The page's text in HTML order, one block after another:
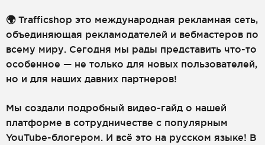
🌍 Trafficshop это международная рекламная сеть,
объединяющая рекламодателей и вебмастеров по
всему миру. Сегодня мы рады представить что-то
особенное — не только для новых пользователей,
но и для наших давних партнеров!
Мы создали подробный видео-гайд о нашей
платформе в сотрудничестве с популярным
YouTube-блогером. И всё это на русском языке! В